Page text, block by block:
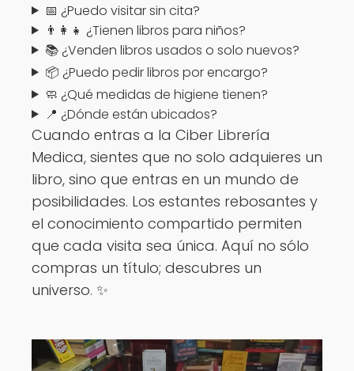
📅 ¿Puedo visitar sin cita?
👨‍👩‍👧 ¿Tienen libros para niños?
📚 ¿Venden libros usados o solo nuevos?
📦 ¿Puedo pedir libros por encargo?
🧼 ¿Qué medidas de higiene tienen?
📍 ¿Dónde están ubicados?
Cuando entras a la Ciber Librería
Medica, sientes que no solo adquieres un
libro, sino que entras en un mundo de
posibilidades. Los estantes rebosantes y
el conocimiento compartido permiten
que cada visita sea única. Aquí no sólo
compras un título; descubres un
universo. ✨